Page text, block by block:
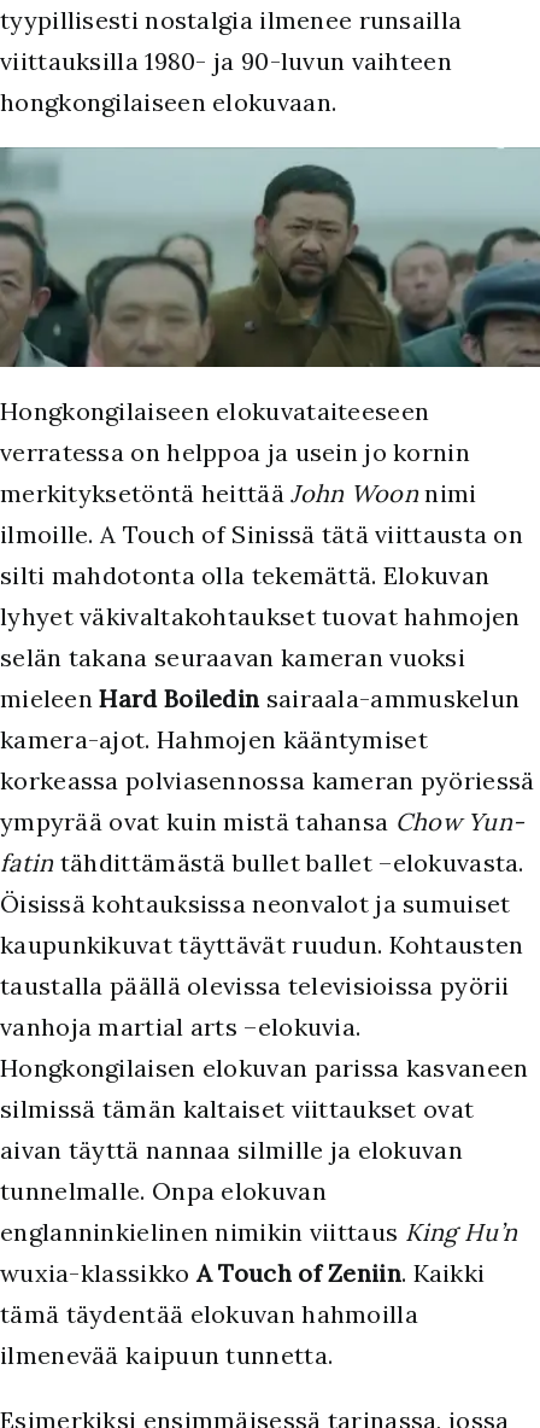
tyypillisesti nostalgia ilmenee runsailla
viittauksilla 1980- ja 90-luvun vaihteen
hongkongilaiseen elokuvaan.
Hongkongilaiseen elokuvataiteeseen
verratessa on helppoa ja usein jo kornin
merkityksetöntä heittääJohn Woonnimi
ilmoille. A Touch of Sinissä tätä viittausta on
silti mahdotonta olla tekemättä. Elokuvan
lyhyet väkivaltakohtaukset tuovat hahmojen
selän takana seuraavan kameran vuoksi
mieleenHard Boiledin sairaala-ammuskelun
kamera-ajot. Hahmojen kääntymiset
korkeassa polviasennossa kameran pyöriessä
ympyrää ovat kuin mistä tahansa Chow Yun-
fatin tähdittämästä bullet ballet –elokuvasta.
Öisissä kohtauksissa neonvalot ja sumuiset
kaupunkikuvat täyttävät ruudun. Kohtausten
taustalla päällä olevissa televisioissa pyörii
vanhoja martial arts –elokuvia.
Hongkongilaisen elokuvan parissa kasvaneen
silmissä tämän kaltaiset viittaukset ovat
aivan täyttä nannaa silmille ja elokuvan
tunnelmalle. Onpa elokuvan
englanninkielinen nimikin viittaus King Hu’n
wuxia-klassikko A Touch of Zeniin. Kaikki
tämä täydentää elokuvan hahmoilla
ilmenevää kaipuun tunnetta.
Esimerkiksi ensimmäisessä tarinassa, jossa